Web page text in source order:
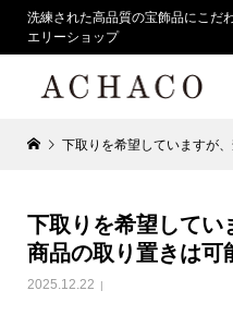
洗練された高品質の宝飾品にこだ
エリーショップ
下取りを希望していますが、査定
下取りを希望してい
商品の取り置きは可
2025.12.22